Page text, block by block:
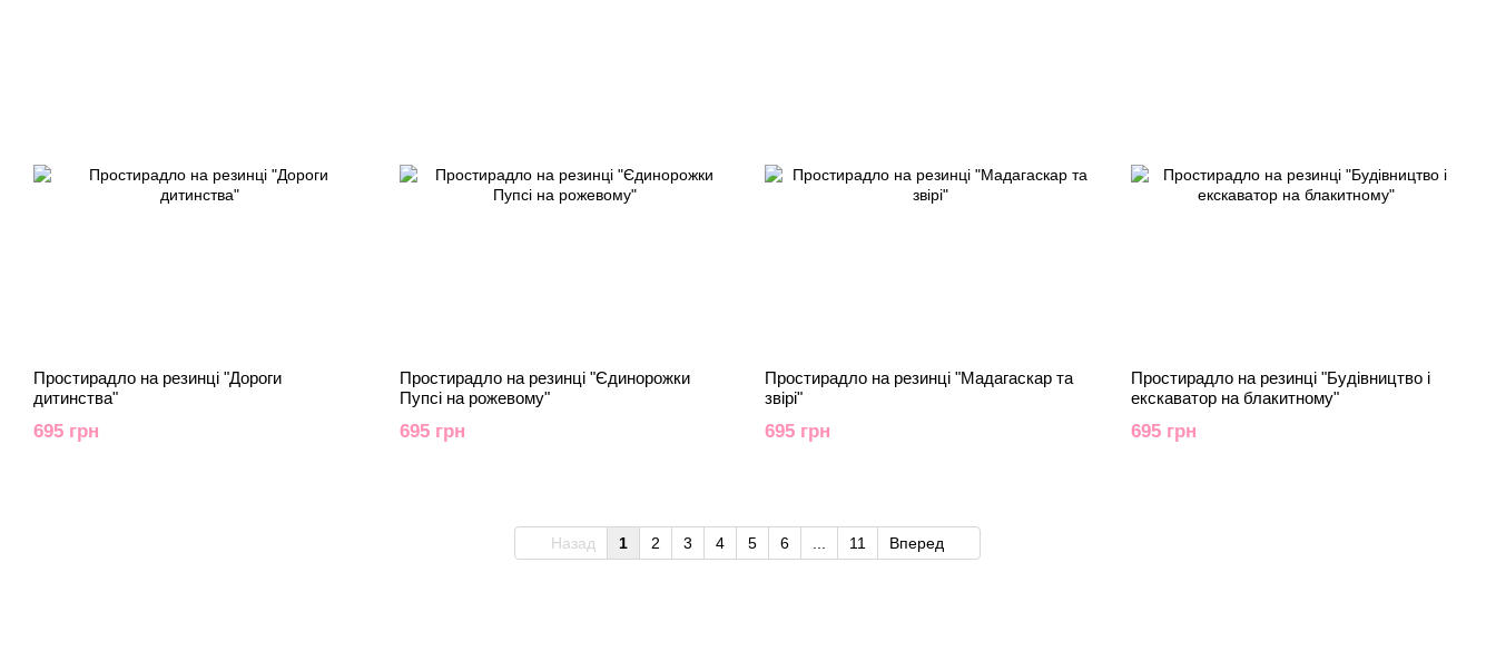
Простирадло на резинці "Дороги
дитинства"
695 грн
Простирадло на резинці "Єдинорожки
Пупсі на рожевому"
695 грн
Простирадло на резинці "Мадагаскар та
звірі"
695 грн
Простирадло на резинці "Будівництво і
екскаватор на блакитному"
695 грн
Назад 1 2 3 4 5 6 11 Вперед